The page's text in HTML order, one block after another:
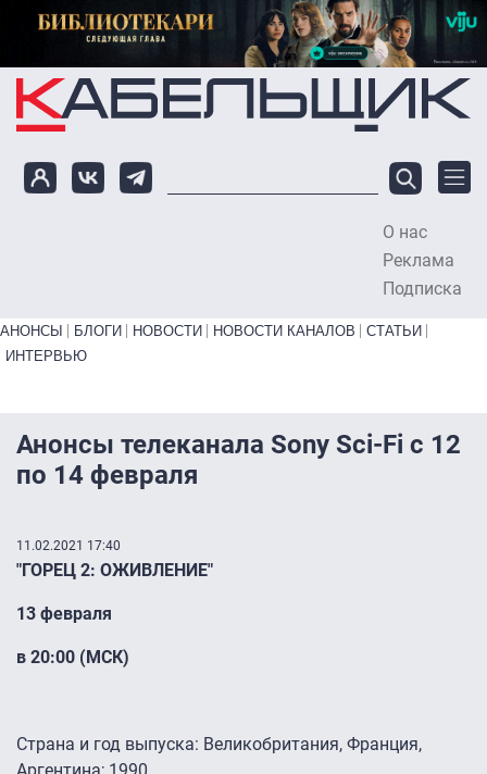
Перейти к основному содержанию
О нас
Реклама
Подписка
Primary links bottom
АНОНСЫ БЛОГИ НОВОСТИ НОВОСТИ КАНАЛОВ
СТАТЬИ
ИНТЕРВЬЮ
Анонсы телеканала Sony Sci-Fi с 12
по 14 февраля
11.02.2021 17:40
"ГОРЕЦ 2: ОЖИВЛЕНИЕ"
13 февраля
в 20:00 (МСК)
Страна и год выпуска: Великобритания, Франция,